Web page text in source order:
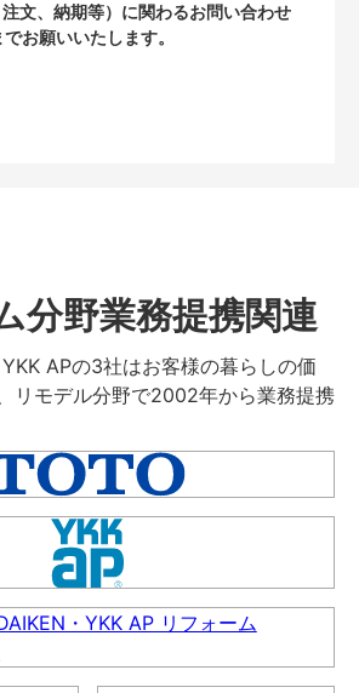
文、納期等）に関わるお問い合わせ
でお願いいたします。
分野業務提携関連
APの3社はお客様の暮らしの価
リモデル分野で2002年から業務提携